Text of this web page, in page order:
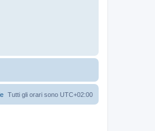
Tutti gli orari sono UTC+02:00